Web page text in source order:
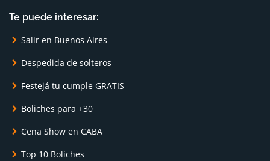
Te puede interesar:
Salir en Buenos Aires
Despedida de solteros
Festejá tu cumple GRATIS
Boliches para +30
Cena Show en CABA
Top 10 Boliches